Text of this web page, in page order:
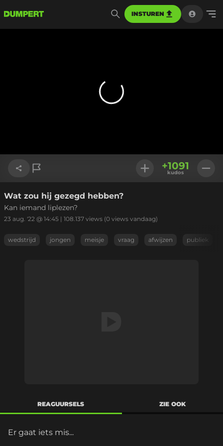
INSTUREN
Link kopiëren
+1091
kudos
Wat zou hij gezegd hebben?
Kan iemand liplezen?
23 aug. '22 @ 14:45 | 108.137 views (0 views vandaag)
wedstrijd jongen meisje vraag afwijzen publiek
REAGUURSELS ZIE OOK
Er gaat iets mis...